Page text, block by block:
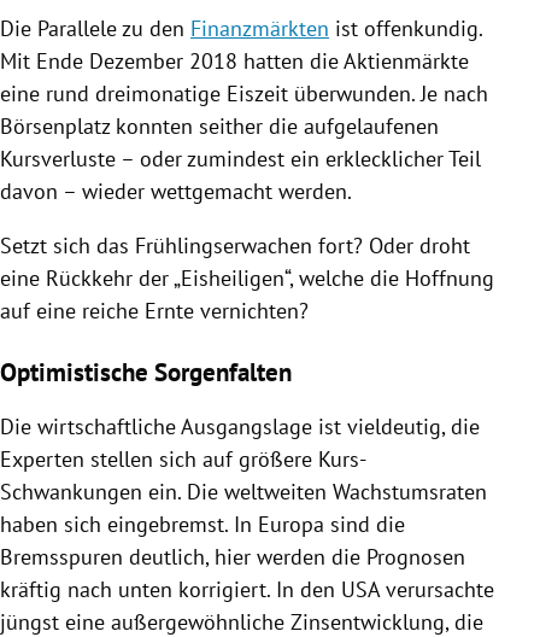
Die Parallele zu den Finanzmärkten ist offenkundig.
Mit Ende Dezember 2018 hatten die Aktienmärkte
eine rund dreimonatige Eiszeit überwunden. Je nach
Börsenplatz konnten seither die aufgelaufenen
Kursverluste – oder zumindest ein erklecklicher Teil
davon – wieder wettgemacht werden.
Setzt sich das Frühlingserwachen fort? Oder droht
eine Rückkehr der „Eisheiligen“, welche die Hoffnung
auf eine reiche Ernte vernichten?
Optimistische Sorgenfalten
Die wirtschaftliche Ausgangslage ist vieldeutig, die
Experten stellen sich auf größere Kurs-
Schwankungen ein. Die weltweiten Wachstumsraten
haben sich eingebremst. In Europa sind die
Bremsspuren deutlich, hier werden die Prognosen
kräftig nach unten korrigiert. In den USAverursachte
jüngst eine außergewöhnliche Zinsentwicklung, die